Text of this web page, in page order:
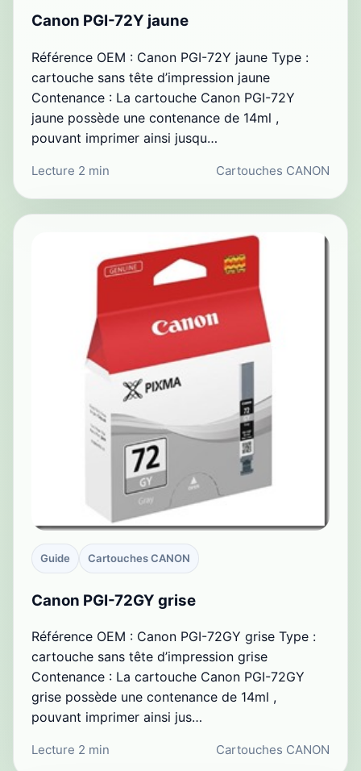
Canon PGI-72Y jaune
Référence OEM : Canon PGI-72Y jaune Type :
cartouche sans tête d’impression jaune
Contenance : La cartouche Canon PGI-72Y
jaune possède une contenance de 14ml ,
pouvant imprimer ainsi jusqu…
Lecture 2 min Cartouches CANON
Guide Cartouches CANON
Canon PGI-72GY grise
Référence OEM : Canon PGI-72GY grise Type :
cartouche sans tête d’impression grise
Contenance : La cartouche Canon PGI-72GY
grise possède une contenance de 14ml ,
pouvant imprimer ainsi jus…
Lecture 2 min Cartouches CANON